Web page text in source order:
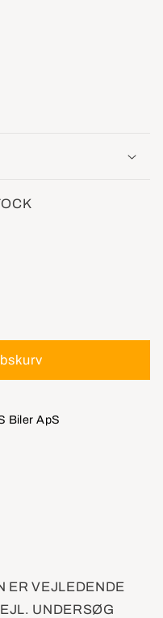
Biler ApS
ER VEJLEDENDE
UNDERSØG